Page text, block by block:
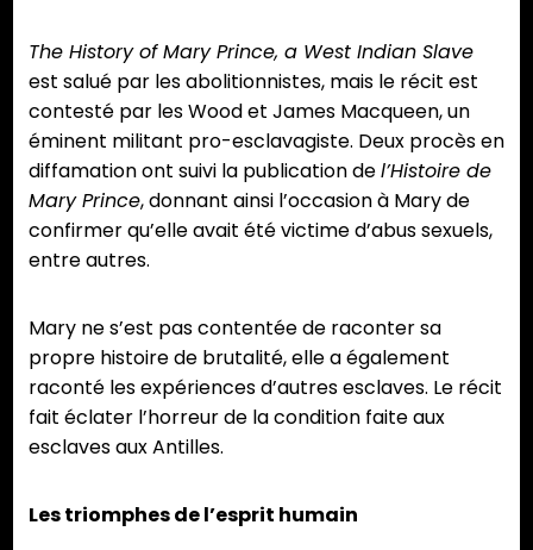
The History of Mary Prince, a West Indian Slave
est salué par les abolitionnistes, mais le récit est
contesté par les Wood et James Macqueen, un
éminent militant pro-esclavagiste. Deux procès en
diffamation ont suivi la publication del’Histoire de
Mary Prince, donnant ainsi l’occasion à Mary de
confirmer qu’elle avait été victime d’abus sexuels,
entre autres.
Mary ne s’est pas contentée de raconter sa
propre histoire de brutalité, elle a également
raconté les expériences d’autres esclaves. Le récit
fait éclater l’horreur de la condition faite aux
esclaves aux Antilles.
Les triomphes de l’esprit humain